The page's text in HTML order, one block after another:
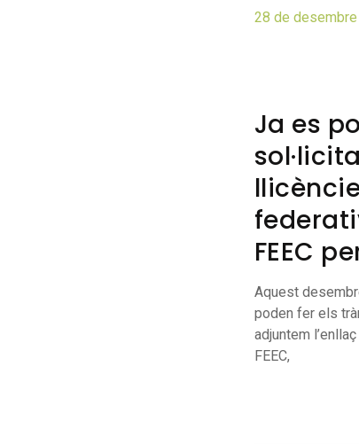
28 de
Ja es
FEEC
Aquest
poden fer els
adjuntem
FEEC,